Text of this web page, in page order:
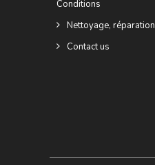
Conditions
Nettoyage, réparation
Contact us